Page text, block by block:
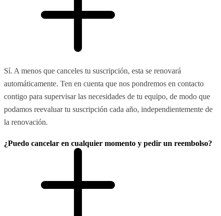
Sí. A menos que canceles tu suscripción, esta se renovará
automáticamente. Ten en cuenta que nos pondremos en contacto
contigo para supervisar las necesidades de tu equipo, de modo que
podamos reevaluar tu suscripción cada año, independientemente de
la renovación.
¿Puedo cancelar en cualquier momento y pedir un reembolso?